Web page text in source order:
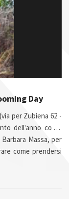
Day
per Zubiena 62 -
dell'anno con il
Massa, per
come prendersi